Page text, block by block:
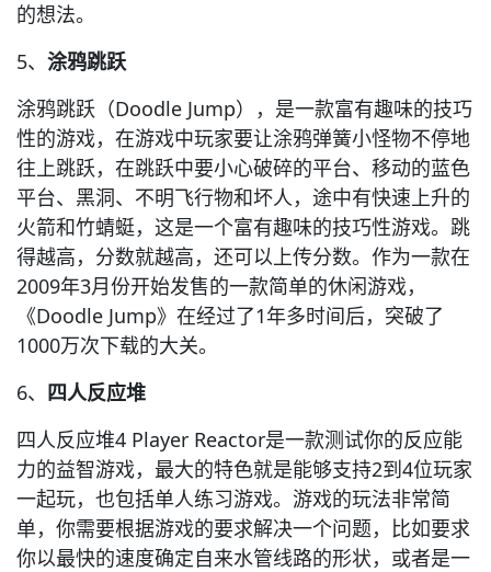
的想法。
5、 涂鸦跳跃
涂鸦跳跃（Doodle Jump），是一款富有趣味的技巧
性的游戏，在游戏中玩家要让涂鸦弹簧小怪物不停地
往上跳跃，在跳跃中要小心破碎的平台、移动的蓝色
平台、黑洞、不明飞行物和坏人，途中有快速上升的
火箭和竹蜻蜓，这是一个富有趣味的技巧性游戏。跳
得越高，分数就越高，还可以上传分数。作为一款在
2009年3月份开始发售的一款简单的休闲游戏，
《Doodle Jump》在经过了1年多时间后，突破了
1000万次下载的大关。
6、 四人反应堆
四人反应堆4 Player Reactor是一款测试你的反应能
力的益智游戏，最大的特色就是能够支持2到4位玩家
一起玩，也包括单人练习游戏。游戏的玩法非常简
单，你需要根据游戏的要求解决一个问题，比如要求
你以最快的速度确定自来水管线路的形状，或者是一